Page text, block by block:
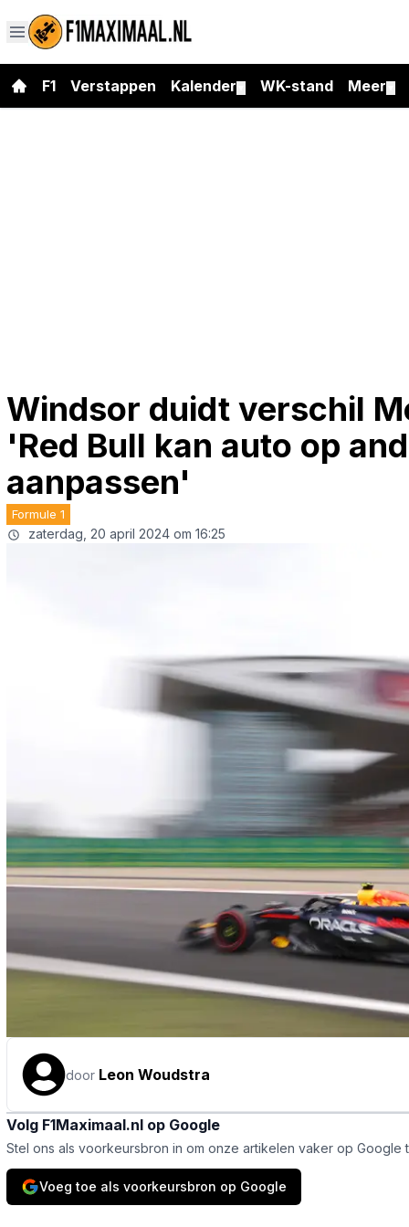
F1 Verstappen Kalender WK-stand Meer
Windsor duidt verschil
'Red Bull kan auto op
aanpassen'
Formule 1
zaterdag, 20 april 2024 om 16:25
door Leon Woudstra
Volg F1Maximaal.nl op Google
Stel ons als voorkeursbron in om onze artikelen vaker op Google
Voeg toe als voorkeursbron op Google